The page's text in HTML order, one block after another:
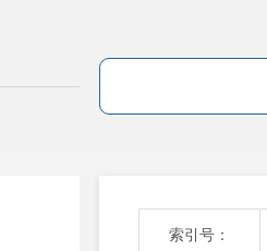
索引号：